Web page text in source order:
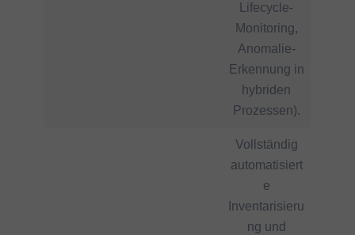
Lifecycle-
Monitoring,
Anomalie-
Erkennung in
hybriden
Prozessen).
Vollständig
automatisiert
e
Inventarisieru
ng und